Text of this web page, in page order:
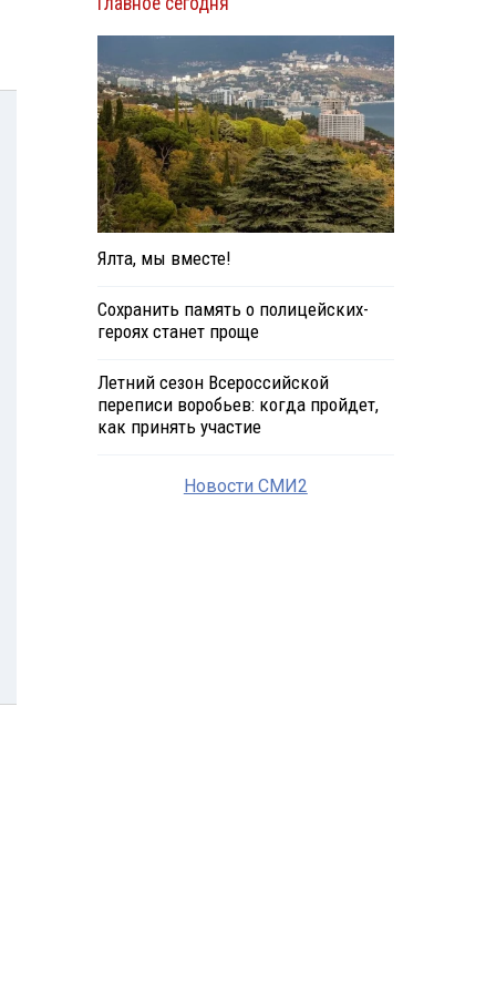
Ялта, мы вместе!
Сохранить память о полицейских-
героях станет проще
Летний сезон Всероссийской
переписи воробьев: когда пройдет,
как принять участие
Новости СМИ2